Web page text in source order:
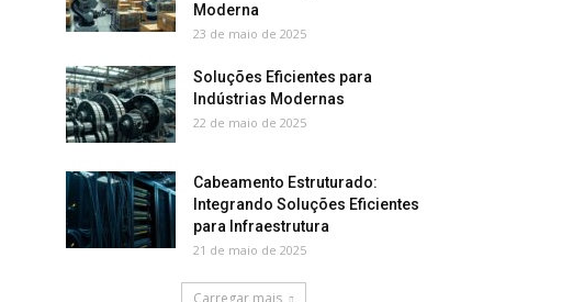
Moderna
23 de maio de 2025
Soluções Eficientes para
Indústrias Modernas
22 de maio de 2025
Cabeamento Estruturado:
Integrando Soluções Eficientes
para Infraestrutura
21 de maio de 2025
Carregar mais